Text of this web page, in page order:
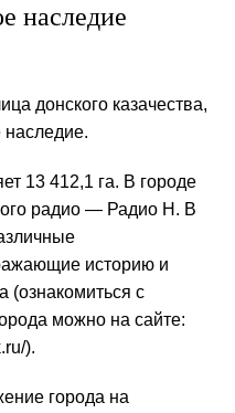
наследие
донского казачества,
наследие.
13 412,1 га. В городе
радио — Радио Н. В
историю и
(ознакомиться с
можно на сайте:
).
города на